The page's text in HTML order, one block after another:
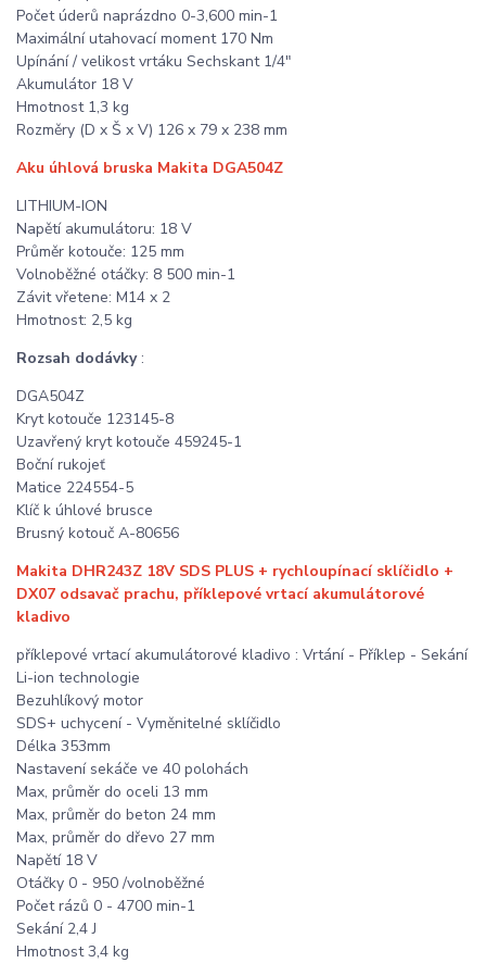
Počet úderů naprázdno 0-3,600 min-1
Maximální utahovací moment 170 Nm
Upínání / velikost vrtáku Sechskant 1/4"
Akumulátor 18 V
Hmotnost 1,3 kg
Rozměry (D x Š x V) 126 x 79 x 238 mm
Aku úhlová bruska Makita DGA504Z
LITHIUM-ION
Napětí akumulátoru: 18 V
Průměr kotouče: 125 mm
Volnoběžné otáčky: 8 500 min-1
Závit vřetene: M14 x 2
Hmotnost: 2,5 kg
Rozsah dodávky:
DGA504Z
Kryt kotouče 123145-8
Uzavřený kryt kotouče 459245-1
Boční rukojeť
Matice 224554-5
Klíč k úhlové brusce
Brusný kotouč A-80656
Makita DHR243Z 18V SDS PLUS + rychloupínací sklíčidlo +
DX07 odsavač prachu, příklepové vrtací akumulátorové
kladivo
příklepové vrtací akumulátorové kladivo : Vrtání - Příklep - Sekání
Li-ion technologie
Bezuhlíkový motor
SDS+ uchycení - Vyměnitelné sklíčidlo
Délka 353mm
Nastavení sekáče ve 40 polohách
Max, průměr do oceli 13 mm
Max, průměr do beton 24 mm
Max, průměr do dřevo 27 mm
Napětí 18 V
Otáčky 0 - 950 /volnoběžné
Počet rázů 0 - 4700 min-1
Sekání 2,4 J
Hmotnost 3,4 kg